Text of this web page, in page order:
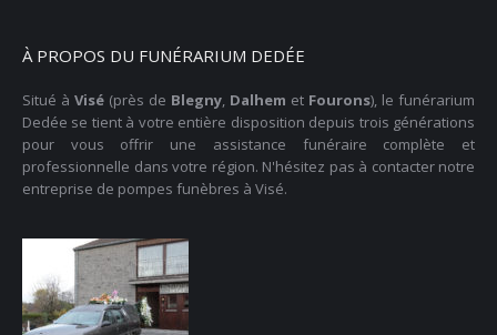
À PROPOS DU FUNÉRARIUM DEDÉE
Situé à Visé (près de Blegny, Dalhem et Fourons), le funérarium
Dedée se tient à votre entière disposition depuis trois générations
pour vous offrir une assistance funéraire complète et
professionnelle dans votre région. N'hésitez pas à contacter notre
entreprise de pompes funèbres à Visé.